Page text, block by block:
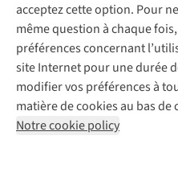
acceptez cette option. Pour
même question à chaque
préférences concernant
site Internet pour une durée
modifier vos préférences à
matière de cookies au bas
Notre cookie policy
Mentions légales
Conditions